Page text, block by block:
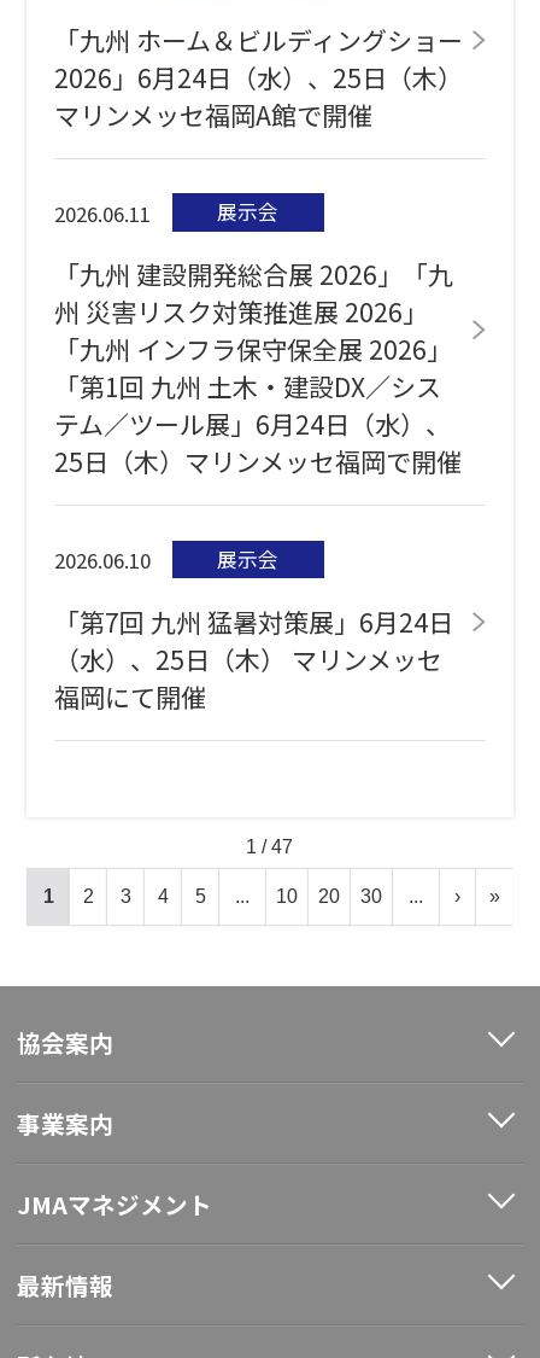
「九州 ホーム＆ビルディングショー
2026」6月24日（水）、25日（木）
マリンメッセ福岡A館で開催
2026.06.11 展示会
「九州 建設開発総合展 2026」「九
州 災害リスク対策推進展 2026」
「九州 インフラ保守保全展 2026」
「第1回 九州 土木・建設DX／シス
テム／ツール展」6月24日（水）、
25日（木）マリンメッセ福岡で開催
2026.06.10 展示会
「第7回 九州 猛暑対策展」6月24日
（水）、25日（木） マリンメッセ
福岡にて開催
1 / 47
1 2 3 4 5 ... 10 20 30 ... › »
協会案内
事業案内
JMAマネジメント
最新情報